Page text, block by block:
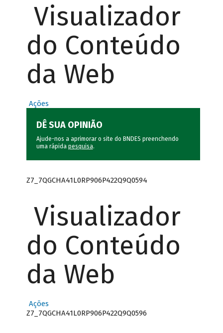
Visualizador
do Conteúdo
da Web
Ações
DÊ SUA OPINIÃO
Ajude-nos a aprimorar o site do BNDES preenchendo
uma rápida pesquisa.
Z7_7QGCHA41L0RP906P422Q9Q0594
Visualizador
do Conteúdo
da Web
Ações
Z7_7QGCHA41L0RP906P422Q9Q0596